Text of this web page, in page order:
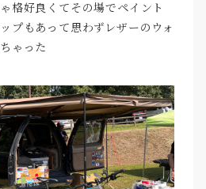
格好良くてその場でペイント
プもあって思わずレザーのウォ
ゃった